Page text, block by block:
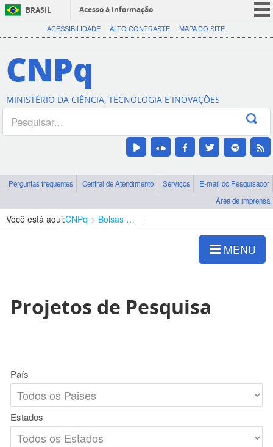
BRASIL
Acesso à informação
CORONAVÍRUS (COVID-19)
Canais
ACESSIBILIDADE ALTO CONTRASTE MAPA DO SITE
CNPq
MINISTÉRIO DA CIÊNCIA, TECNOLOGIA E INOVAÇÕES
Perguntas frequentes Central de Atendimento Serviços
E-mail do Pesquisador
Área de imprensa
Você está aqui:CNPq Bolsas e Auxílios Vigentes
MENU
Projetos de Pesquisa
País
Estados